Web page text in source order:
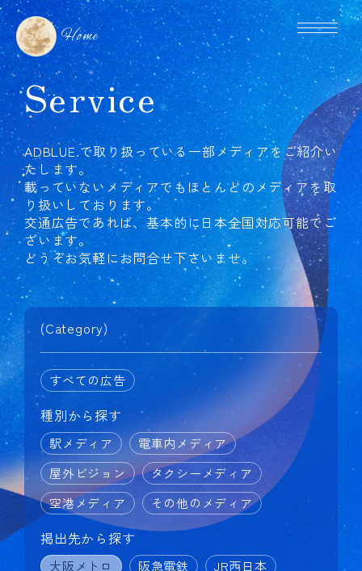
Home
Service
ADBLUE.で取り扱っている一部メディアをご紹介い
たします。
載っていないメディアでもほとんどのメディアを取
り扱いしております。
交通広告であれば、基本的に日本全国対応可能でご
ざいます。
どうぞお気軽にお問合せ下さいませ。
(Category)
すべての広告
種別から探す
駅メディア
電車内メディア
屋外ビジョン
タクシーメディア
空港メディア
その他のメディア
掲出先から探す
大阪メトロ 阪急電鉄
JR西日本